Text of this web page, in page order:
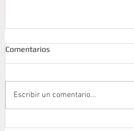
Comentarios
Escribir un comentario...